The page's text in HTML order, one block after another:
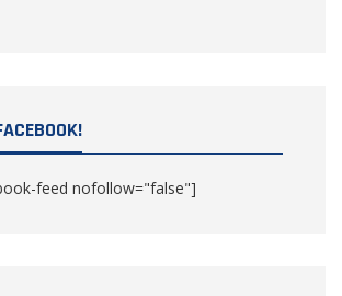
feed nofollow="false"]